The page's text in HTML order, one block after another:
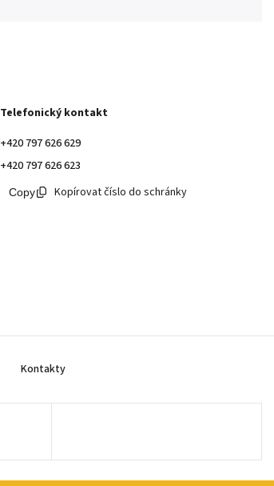
Telefonický kontakt
+420 797 626 629
+420 797 626 623
Kopírovat číslo do schránky
Kontakty